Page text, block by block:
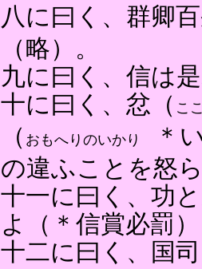
八に曰く、群卿
（略）。
九に曰く、信は
十に曰く、忿（ こ
（ おもへりのいかり
＊
の違ふことを怒
十一に曰く、功
よ（＊信賞必罰
十二に曰く、国